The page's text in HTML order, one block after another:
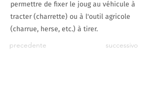
permettre de fixer le joug au véhicule à
tracter (charrette) ou à l'outil agricole
(charrue, herse, etc.) à tirer.
precedente successivo